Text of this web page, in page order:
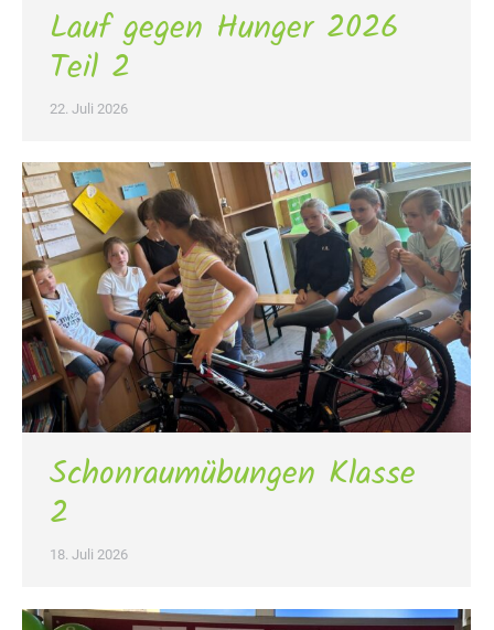
Lauf gegen Hunger 2026
Teil 2
22. Juli 2026
Schonraumübungen Klasse
2
18. Juli 2026